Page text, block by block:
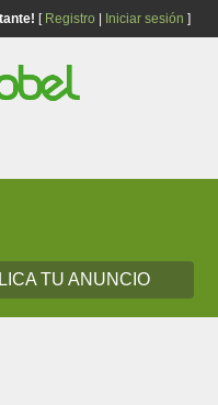
[ Registro Iniciar sesión ]
TU ANUNCIO